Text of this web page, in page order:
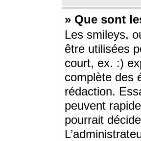
» Que sont
Les smileys,
être utilisées
court, ex. :)
complète des
rédaction.
peuvent
pourrait